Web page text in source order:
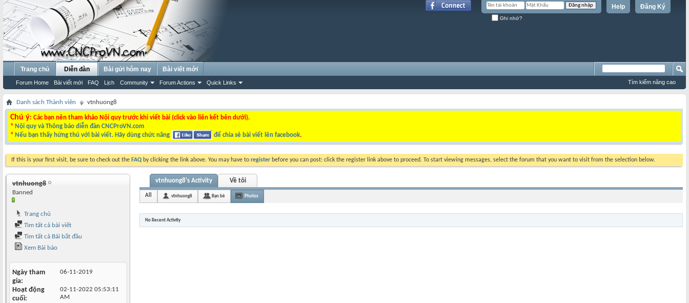
Đăng Ký
Help
Ghi nhớ?
Trang chủ Diễn đàn
Forum Home Bài viết mới FAQ Lịch Community Forum Actions Quick Links
Bài gửi hôm nay Bài viết mới
Tìm kiếm nâng cao
Danh sách Thành viên vtnhuong8
Chú ý: Các bạn nên tham khảo Nội quy trước khi viết bài (click vào liên kết bên dưới).
* Nội quy và Thông báo diễn đàn CNCProVN.com
* Nếu bạn thấy hứng thú với bài viết. Hãy dùng chức năng để chia sẻ bài viết lên facebook.
If this is your first visit, be sure to check out the FAQ by clicking the link above. You may have to register before you can post: click the register link above to proceed. To start viewing messages, select the forum that you want to visit from the selection below.
vtnhuong8
Banned
Trang chủ
Tìm tất cả bài viết
Tìm tất cả Bài bắt đầu
Xem Bài báo
Ngày tham
gia
06-11-2019
Hoạt động
cuối
02-11-2022 05:53:11
AM
vtnhuong8's Activity Về tôi
All vtnhuong8 Bạn bè Photos
No Recent Activity